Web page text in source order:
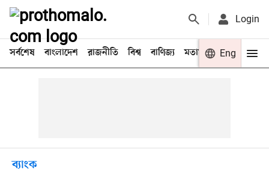
Login
সর্বশেষ বাংলাদেশ রাজনীতি বিশ্ব বাণিজ্য মতামত খেলা
Eng
ব্যাংক